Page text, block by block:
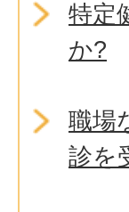
特定
か?
職場
診を